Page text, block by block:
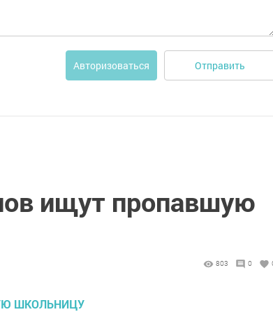
Авторизоваться Отправить
ищут пропавшую
803 0